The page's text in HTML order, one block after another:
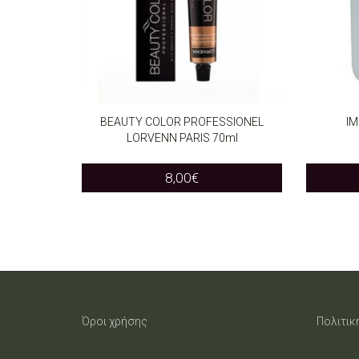
BEAUTY COLOR PROFESSIONEL
LORVENN PARIS 70ml
8,00€
Όροι χρήσης